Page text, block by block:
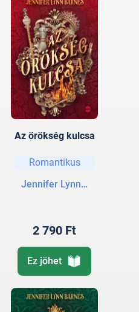
Az örökség kulcsa
Romantikus
Jennifer Lynn Barnes
2 790 Ft
Ez jöhet